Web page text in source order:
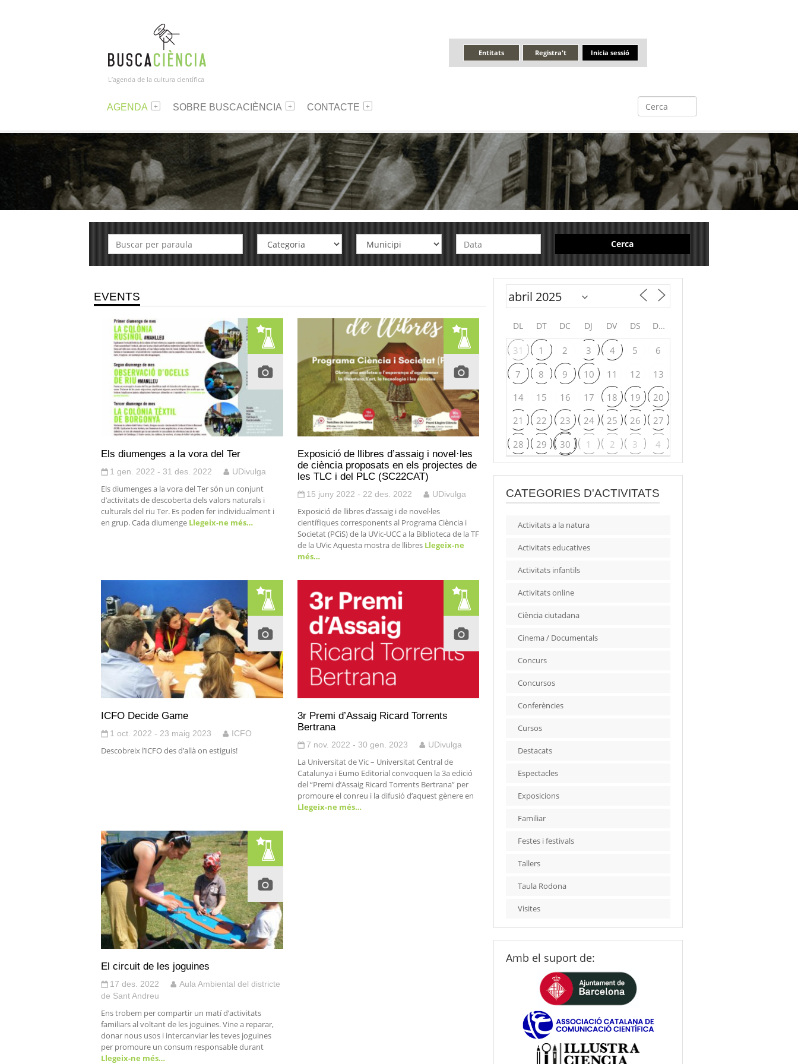
L’agenda de la cultura científica
Inicia sessió
Registra't
Entitats
AGENDA SOBRE BUSCACIÈNCIA CONTACTE
Cerca
EVENTS
Els diumenges a la vora del Ter
1 gen. 2022 - 31 des. 2022 UDivulga
Els diumenges a la vora del Ter són un conjunt
d’activitats de descoberta dels valors naturals i
culturals del riu Ter. Es poden fer individualment i
en grup. Cada diumenge Llegeix-ne més…
Exposició de llibres d’assaig i novel·les
de ciència proposats en els projectes de
les TLC i del PLC (SC22CAT)
15 juny 2022 - 22 des. 2022 UDivulga
Exposició de llibres d’assaig i de novel·les
científiques corresponents al Programa Ciència i
Societat (PCiS) de la UVic-UCC a la Biblioteca de la TF
de la UVic Aquesta mostra de llibresLlegeix-ne
més…
ICFO Decide Game
1 oct. 2022 - 23 maig 2023 ICFO
Descobreix l’ICFO des d’allà on estiguis!
3r Premi d’Assaig Ricard Torrents
Bertrana
7 nov. 2022 - 30 gen. 2023 UDivulga
La Universitat de Vic – Universitat Central de
Catalunya i Eumo Editorial convoquen la 3a edició
del “Premi d’Assaig Ricard Torrents Bertrana” per
promoure el conreu i la difusió d’aquest gènere en
Llegeix-ne més…
El circuit de les joguines
17 des. 2022
Aula Ambiental del districte
de Sant Andreu
Ens trobem per compartir un matí d’activitats
familiars al voltant de les joguines. Vine a reparar,
donar nous usos i intercanviar les teves joguines
per promoure un consum responsable durant
Llegeix-ne més…
DL DT DC DJ DV DS DG
31 1 2 3 4 5
6
7
8 9 10 11 12
13
14
15 16 17 18 19
20
21
22 23 24 25 26
27
28
29 30 1 2 3 4
CATEGORIES D'ACTIVITATS
Activitats a la natura
Activitats educatives
Activitats infantils
Activitats online
Ciència ciutadana
Cinema / Documentals
Concurs
Concursos
Conferències
Cursos
Destacats
Espectacles
Exposicions
Familiar
Festes i festivals
Tallers
Taula Rodona
Visites
Amb el suport de: